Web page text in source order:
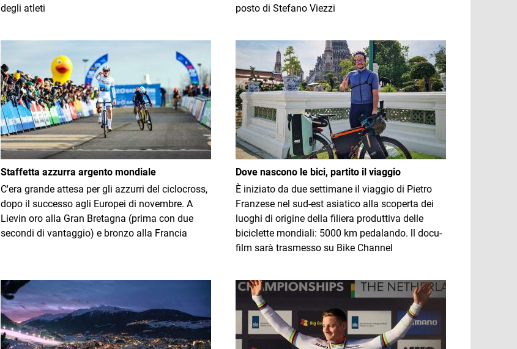
degli atleti
posto di Stefano Viezzi
Staffetta azzurra argento mondiale
C'era grande attesa per gli azzurri del ciclocross,
dopo il successo agli Europei di novembre. A
Lievin oro alla Gran Bretagna (prima con due
secondi di vantaggio) e bronzo alla Francia
Immagine
Dove nascono le bici, partito il viaggio
È iniziato da due settimane il viaggio di Pietro
Franzese nel sud-est asiatico alla scoperta dei
luoghi di origine della filiera produttiva delle
biciclette mondiali: 5000 km pedalando. ll docu-
film sarà trasmesso su Bike Channel
Immagine Immagine